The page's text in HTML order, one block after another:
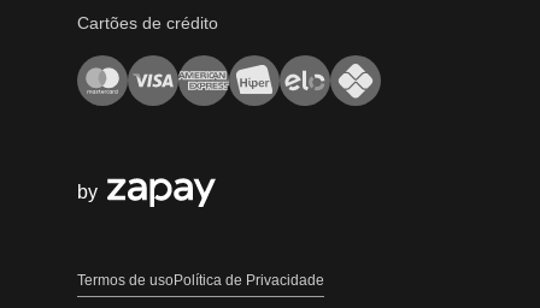
Cartões de crédito
by
Termos de usoPolítica de Privacidade